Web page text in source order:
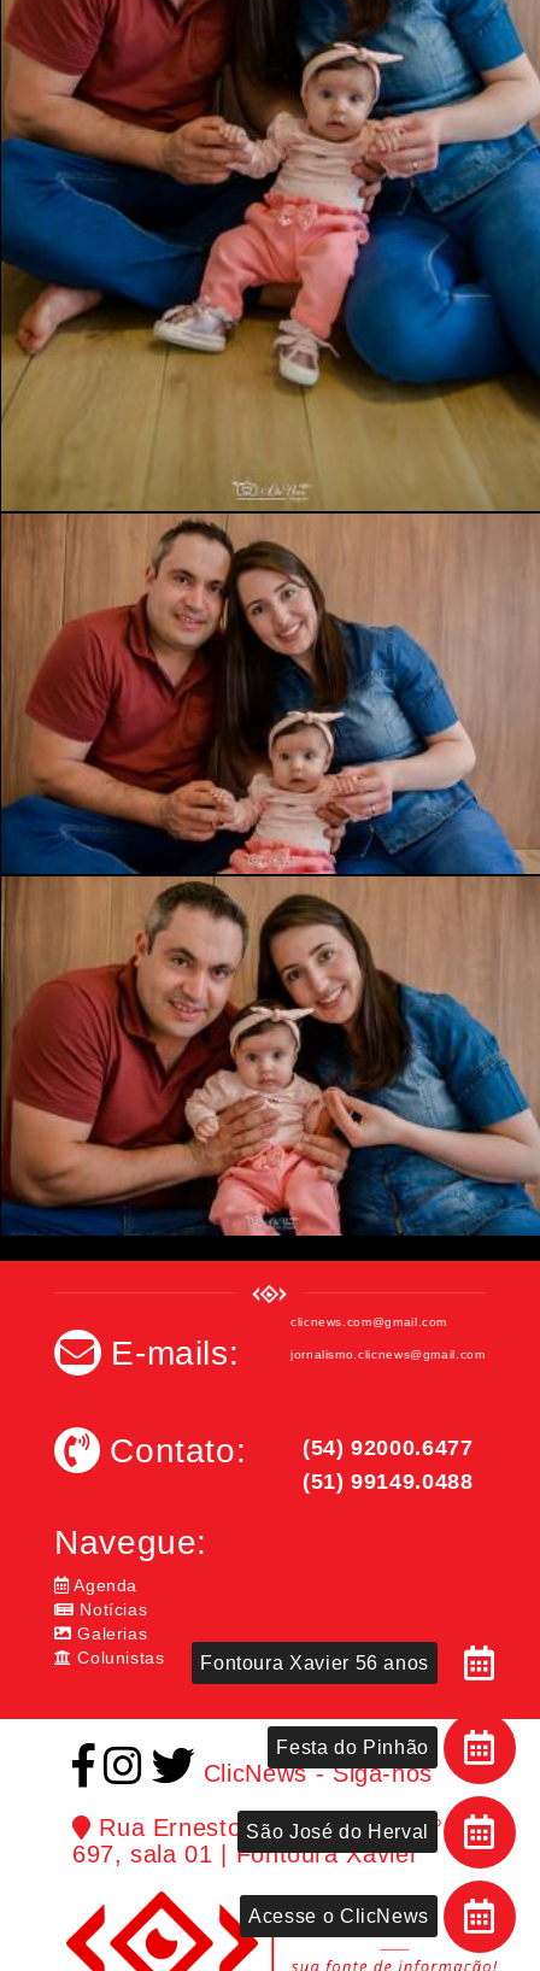
E-mails:
clicnews.com@gmail.com
jornalismo.clicnews@gmail.com
Contato:
(54) 92000.6477
(51) 99149.0488
Navegue:
Agenda
Notícias
Galerias
Colunistas
ClicNews - Siga-nos
Rua Ernesto Ferreira Maia, n°
697, sala 01 | Fontoura Xavier
Acesse o ClicNews
São José do Herval
Festa do Pinhão
Fontoura Xavier 56 anos